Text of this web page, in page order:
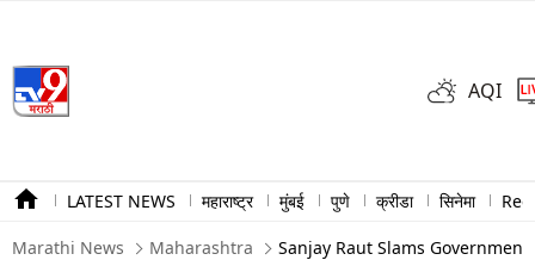
AQI
LATEST NEWS महाराष्ट्र मुंबई पुणे क्रीडा सिनेमा
Marathi News Maharashtra Sanjay Raut Slams